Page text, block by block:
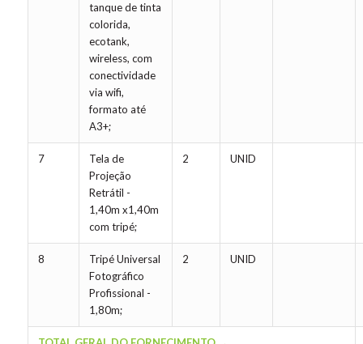
tanque de tinta
colorida,
ecotank,
wireless, com
conectividade
via wifi,
formato até
A3+;
7
Tela de
Projeção
Retrátil -
1,40m x1,40m
com tripé;
2 UNID
8
Tripé Universal
Fotográfico
Profissional -
1,80m;
2 UNID